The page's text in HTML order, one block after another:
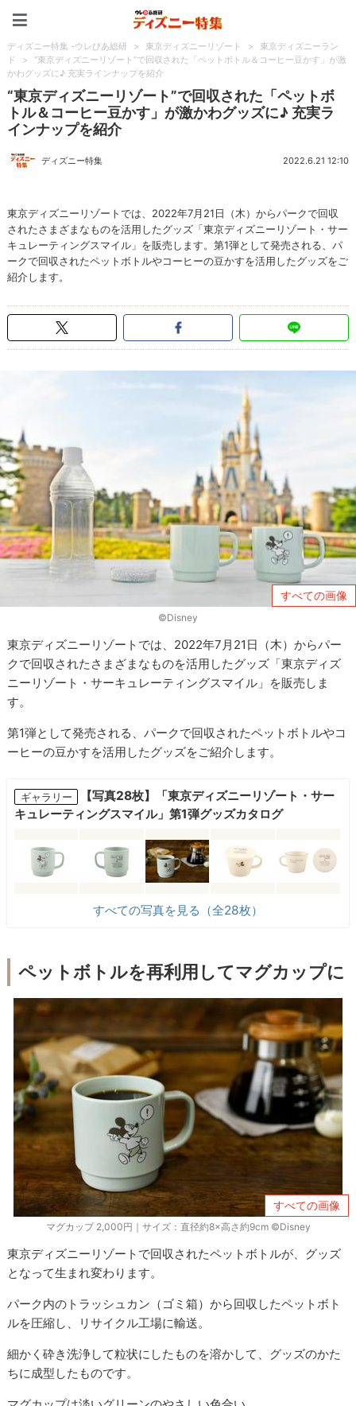
ディズニー特集 -ウレぴあ総研 > 東京ディズニーリゾート >
東京ディズニーラン
ド
>
“東京ディズニーリゾート”で回収された「ペットボトル＆コーヒー豆かす」が激
かわグッズに♪ 充実ラインナップを紹介
“東京ディズニーリゾート”で回収された「ペットボ
トル＆コーヒー豆かす」が激かわグッズに♪ 充実ラ
インナップを紹介
ディズニー特集 2022.6.21 12:10
東京ディズニーリゾートでは、2022年7月21日（木）からパークで回収
されたさまざまなものを活用したグッズ「東京ディズニーリゾート・サー
キュレーティングスマイル」を販売します。第1弾として発売される、パ
ークで回収されたペットボトルやコーヒーの豆かすを活用したグッズをご
紹介します。
すべての画像
©Disney
東京ディズニーリゾートでは、2022年7月21日（木）からパー
クで回収されたさまざまなものを活用したグッズ「東京ディズ
ニーリゾート・サーキュレーティングスマイル」を販売しま
す。
第1弾として発売される、パークで回収されたペットボトルやコ
ーヒーの豆かすを活用したグッズをご紹介します。
ギャラリー
【写真28枚】「東京ディズニーリゾート・サー
キュレーティングスマイル」第1弾グッズカタログ
すべての写真を見る（全28枚）
ペットボトルを再利用してマグカップに
すべての画像
マグカップ 2,000円｜サイズ：直径約8×高さ約9cm ©Disney
東京ディズニーリゾートで回収されたペットボトルが、グッズ
となって生まれ変わります。
パーク内のトラッシュカン（ゴミ箱）から回収したペットボト
ルを圧縮し、リサイクル工場に輸送。
細かく砕き洗浄して粒状にしたものを溶かして、グッズのかた
ちに成型したものです。